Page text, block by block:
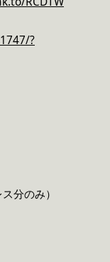
?
分のみ）